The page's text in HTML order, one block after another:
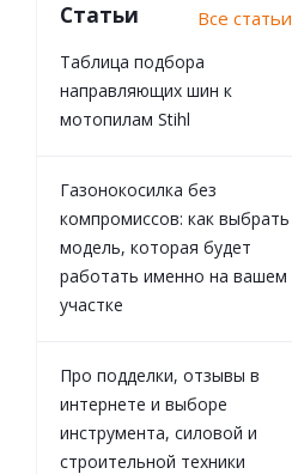
Статьи Все статьи
Таблица подбора
направляющих шин к
мотопилам Stihl
Газонокосилка без
компромиссов: как выбрать
модель, которая будет
работать именно на вашем
участке
Про подделки, отзывы в
интернете и выборе
инструмента, силовой и
строительной техники